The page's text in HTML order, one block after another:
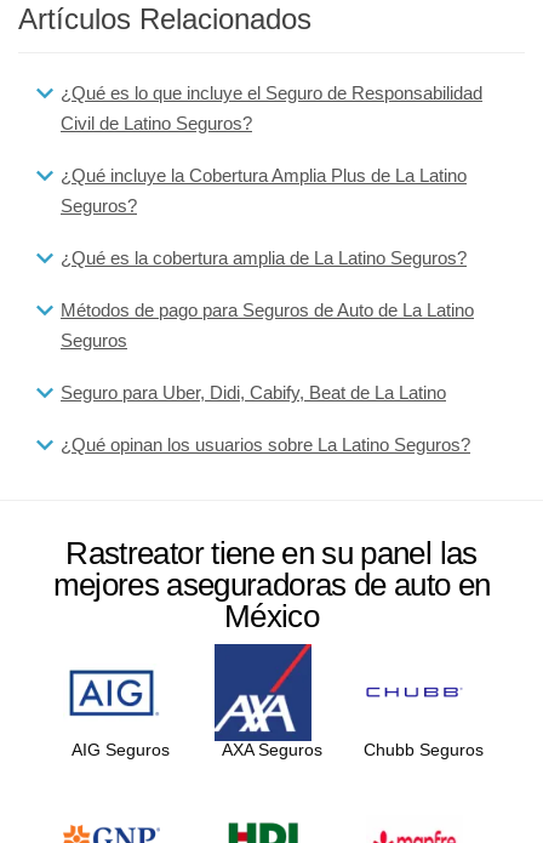
Artículos Relacionados
¿Qué es lo que incluye el Seguro de Responsabilidad
Civil de Latino Seguros?
¿Qué incluye la Cobertura Amplia Plus de La Latino
Seguros?
¿Qué es la cobertura amplia de La Latino Seguros?
Métodos de pago para Seguros de Auto de La Latino
Seguros
Seguro para Uber, Didi, Cabify, Beat de La Latino
¿Qué opinan los usuarios sobre La Latino Seguros?
Rastreator tiene en su panel las
mejores aseguradoras de auto en
México
AIG Seguros AXA Seguros Chubb Seguros